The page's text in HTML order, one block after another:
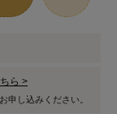
ら >
申し込みください。